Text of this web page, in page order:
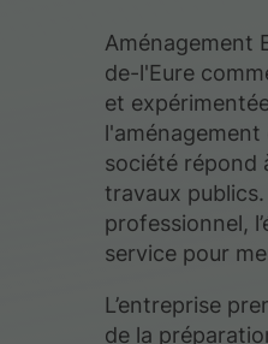
Aménagement
de-l'Eure
et
société répond
travaux
professionnel,
service pour
L’entreprise
de la